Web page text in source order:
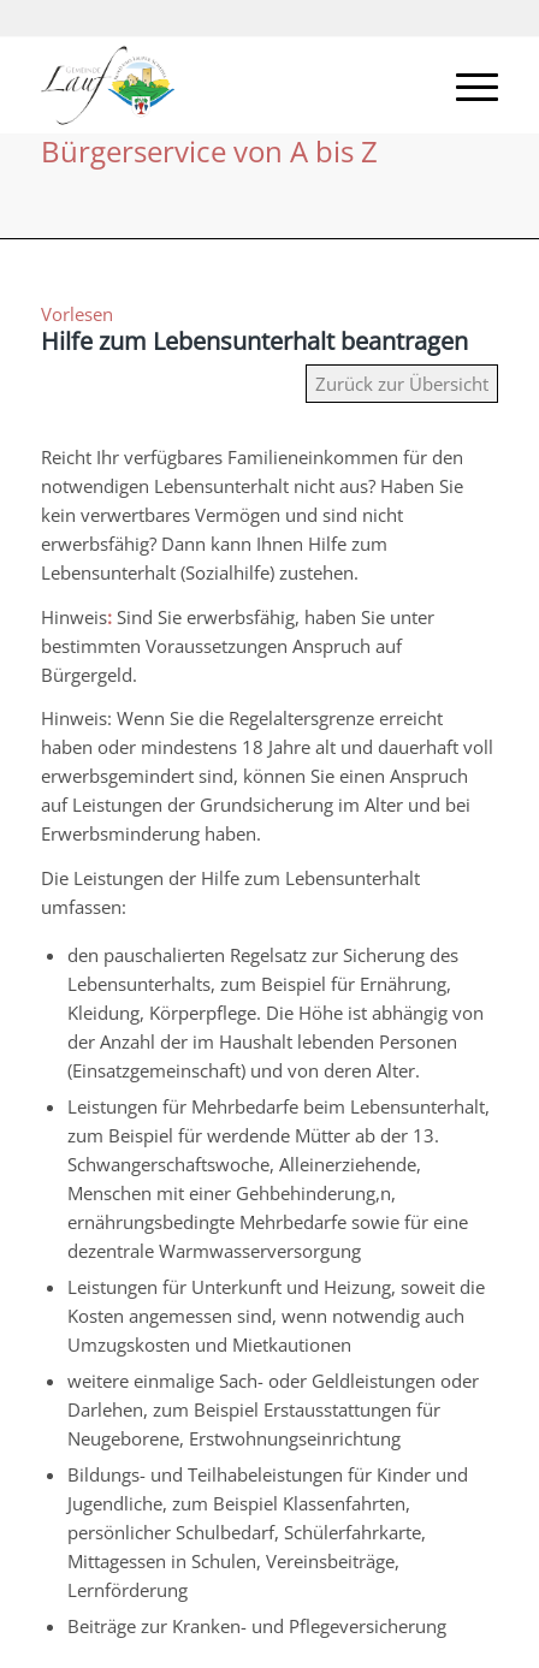
Bürgerservice von A bis Z
Vorlesen
Hilfe zum Lebensunterhalt beantragen
Zurück zur Übersicht
Reicht Ihr verfügbares Familieneinkommen für den
notwendigen Lebensunterhalt nicht aus? Haben Sie
kein verwertbares Vermögen und sind nicht
erwerbsfähig? Dann kann Ihnen Hilfe zum
Lebensunterhalt (Sozialhilfe) zustehen.
Hinweis:Sind Sie erwerbsfähig, haben Sie unter
bestimmten Voraussetzungen Anspruch auf
Bürgergeld.
Hinweis: Wenn Sie die Regelaltersgrenze erreicht
haben oder mindestens 18 Jahre alt und dauerhaft voll
erwerbsgemindert sind, können Sie einen Anspruch
auf Leistungen der Grundsicherung im Alter und bei
Erwerbsminderung haben.
Die Leistungen der Hilfe zum Lebensunterhalt
umfassen:
den pauschalierten Regelsatz zur Sicherung des
Lebensunterhalts, zum Beispiel für Ernährung,
Kleidung, Körperpflege. Die Höhe ist abhängig von
der Anzahl der im Haushalt lebenden Personen
(Einsatzgemeinschaft) und von deren Alter.
Leistungen für Mehrbedarfe beim Lebensunterhalt,
zum Beispiel für werdende Mütter ab der 13.
Schwangerschaftswoche, Alleinerziehende,
Menschen mit einer Gehbehinderung,n,
ernährungsbedingte Mehrbedarfe sowie für eine
dezentrale Warmwasserversorgung
Leistungen für Unterkunft und Heizung, soweit die
Kosten angemessen sind, wenn notwendig auch
Umzugskosten und Mietkautionen
weitere einmalige Sach- oder Geldleistungen oder
Darlehen, zum Beispiel Erstausstattungen für
Neugeborene, Erstwohnungseinrichtung
Bildungs- und Teilhabeleistungen für Kinder und
Jugendliche, zum Beispiel Klassenfahrten,
persönlicher Schulbedarf, Schülerfahrkarte,
Mittagessen in Schulen, Vereinsbeiträge,
Lernförderung
Beiträge zur Kranken- und Pflegeversicherung